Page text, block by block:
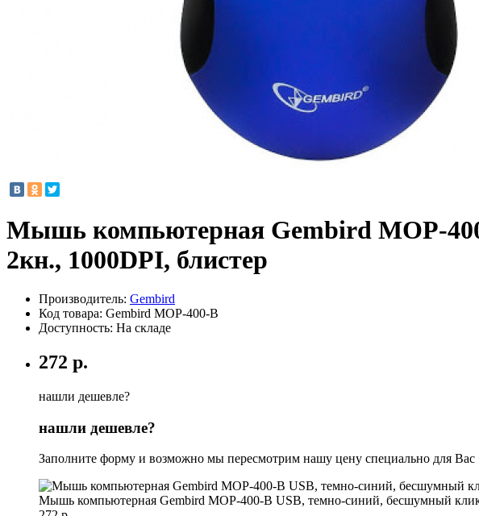
Мышь компьютерная Gembird MOP-
2кн., 1000DPI, блистер
Производитель: Gembird
Код товара: Gembird MOP-400-B
Доступность: На складе
272 р.
нашли дешевле?
нашли дешевле?
Заполните форму и возможно мы пересмотрим нашу цену специально для Вас
Мышь компьютерная Gembird MOP-400-B USB, темно-синий, бесшумный